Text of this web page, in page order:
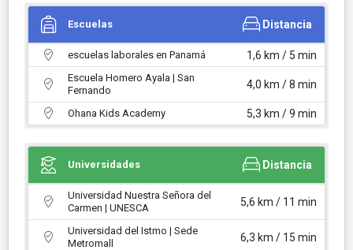
Escuelas Distancia
escuelas laborales en Panamá 1,6 km / 5 min
Escuela Homero Ayala | San
Fernando
4,0 km / 8 min
Ohana Kids Academy 5,3 km / 9 min
Universidades Distancia
Universidad Nuestra Señora del
Carmen | UNESCA
5,6 km / 11 min
Universidad del Istmo | Sede
Metromall
6,3 km / 15 min